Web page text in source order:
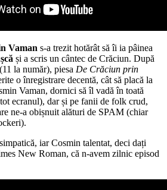
Vaman s-a trezit hotărât să îi ia pâinea
și a scris un cântec de Crăciun. După
la număr), piesa De Crăciun prin
o înregistrare decentă, cât să placă la
Vaman, dornici să îl vadă în toată
ecranul), dar și pe fanii de folk crud,
ne-a obișnuit alături de SPAM (chiar
iar Cosmin talentat, deci dați
New Roman, că n-avem zilnic episod